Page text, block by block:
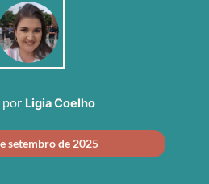
por Ligia Coelho
setembro de 2025